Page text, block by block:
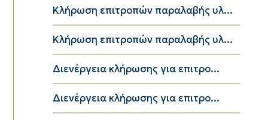
Κλήρωση επιτροπών παραλαβής υλ...
Κλήρωση επιτροπών παραλαβής υλ...
Διενέργεια κλήρωσης για επιτρο...
Διενέργεια κλήρωσης για επιτρο...